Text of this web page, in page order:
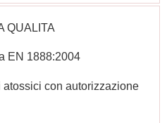
QUALITA
EN 1888:2004
con autorizzazione